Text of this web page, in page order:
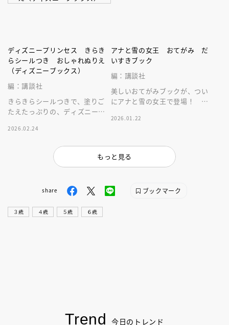
ディズニープリンセス きらき
らシールつき おしゃれぬりえ
（ディズニーブックス）
編：講談社
きらきらシールつきで、塗りご
たえたっぷりの、ディズニープ
いい１冊です。
2026.02.24
アナと雪の女王 おてがみ だ
いすきブック
編：講談社
美しいおてがみブックが、つい
にアナと雪の女王で登場！ 子
です。
2026.01.22
もっと見る
share ブックマーク
３歳 ４歳 ５歳 ６歳
Trend 今日のトレンド